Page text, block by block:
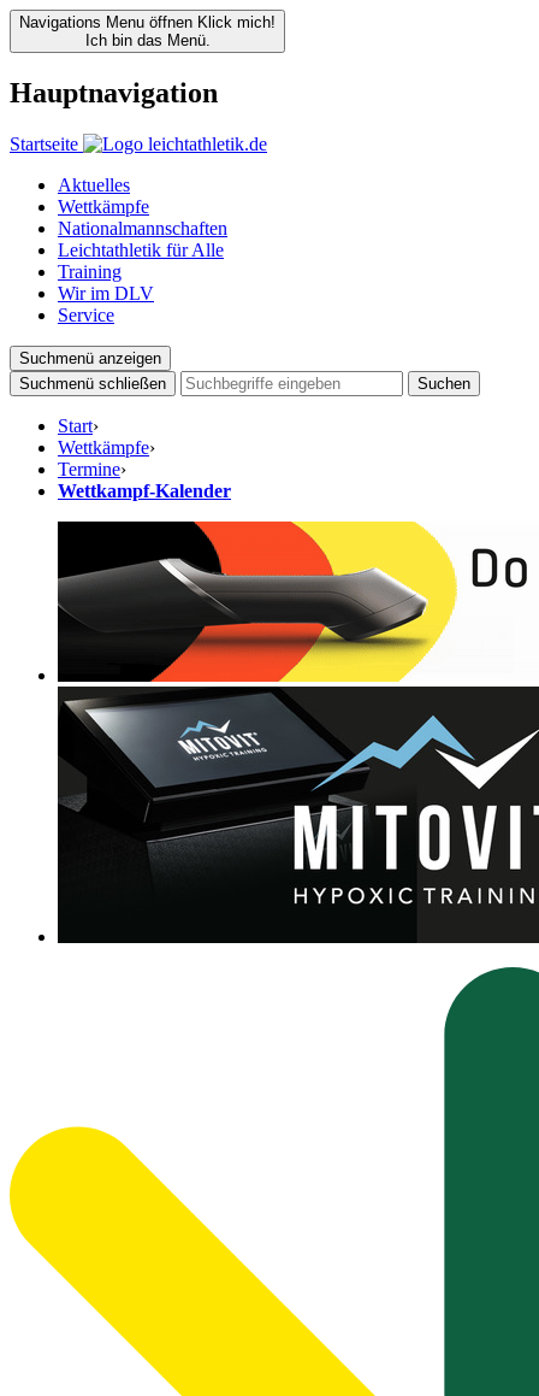
Navigations Menu öffnen Klick mich!
Ich bin das Menü.
Hauptnavigation
Startseite
Aktuelles
Wettkämpfe
Nationalmannschaften
Leichtathletik für Alle
Training
Wir im DLV
Service
Suchmenü anzeigen
Suchmenü schließen
Suchen
Start›
Wettkämpfe›
Termine›
Wettkampf-Kalender